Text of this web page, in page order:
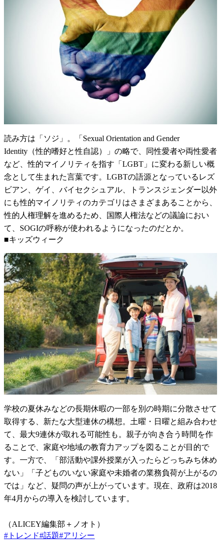
読み方は「ソジ」。「Sexual Orientation and Gender
Identity（性的嗜好と性自認）」の略で、同性愛者や両性愛者
など、性的マイノリティを指す「LGBT」に変わる新しい概
念として生まれた言葉です。LGBTの語源となっているレズ
ビアン、ゲイ、バイセクシュアル、トランスジェンダー以外
にも性的マイノリティのカテゴリはさまざまあることから、
性的人権理解を進めるため、国際人権法などの議論におい
て、SOGIの呼称が使われるようになったのだとか。
■キッズウィーク
学校の夏休みなどの長期休暇の一部を別の時期に分散させて
取得する、新たな大型連休の構想。土曜・日曜と組み合わせ
て、最大9連休が取れる可能性も。親子が向き合う時間を作
ることで、家庭や地域の教育力アップを図ることが目的で
す。一方で、「部活動や課外授業が入ったらどっちみち休め
ない」「子どものいない家庭や未婚者の業務負荷が上がるの
では」など、疑問の声が上がっています。現在、政府は2018
年4月からの導入を検討しています。
（ALICEY編集部＋ノオト）
# トレンド#話題#アリシー